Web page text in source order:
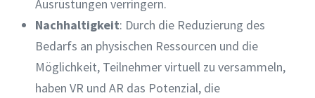
Ausrüstungen verringern.
Nachhaltigkeit: Durch die Reduzierung des
Bedarfs an physischen Ressourcen und die
Möglichkeit, Teilnehmer virtuell zu versammeln,
haben VR und AR das Potenzial, die